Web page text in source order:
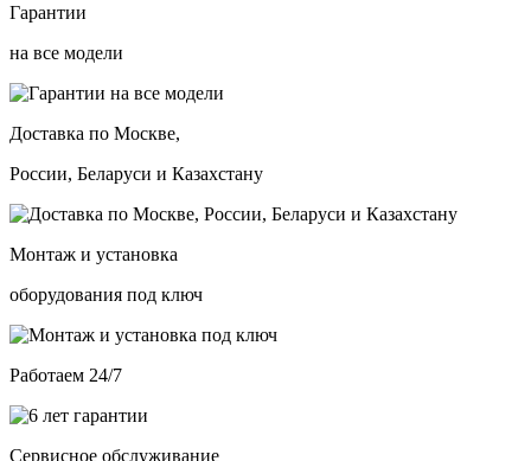
Гарантии
на все модели
Доставка по Москве,
России, Беларуси и Казахстану
Монтаж и установка
оборудования под ключ
Работаем 24/7
Сервисное обслуживание